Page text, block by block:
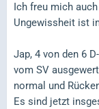
Ich freu mich
Ungewissheit ist
Jap, 4 von den 6
vom SV
normal und
Es sind jetzt